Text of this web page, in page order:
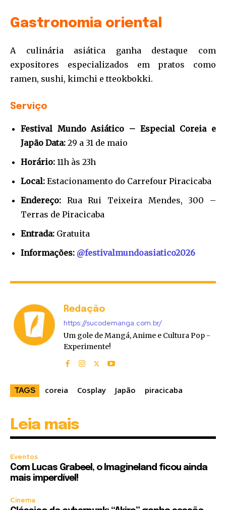
Gastronomia oriental
A culinária asiática ganha destaque com
expositores especializados em pratos como
ramen, sushi, kimchi e tteokbokki.
Serviço
Festival Mundo Asiático – Especial Coreia e
Japão Data: 29 a 31 de maio
Horário: 11h às 23h
Local: Estacionamento do Carrefour Piracicaba
Endereço: Rua Rui Teixeira Mendes, 300 –
Terras de Piracicaba
Entrada: Gratuita
Informações: @festivalmundoasiatico2026
Redação
https://sucodemanga.com.br/
Um gole de Mangá, Anime e Cultura Pop -
Experimente!
TAGS coreia Cosplay Japão piracicaba
Leia mais
Eventos
Com Lucas Grabeel, o Imagineland ficou ainda
mais imperdível!
Cinema